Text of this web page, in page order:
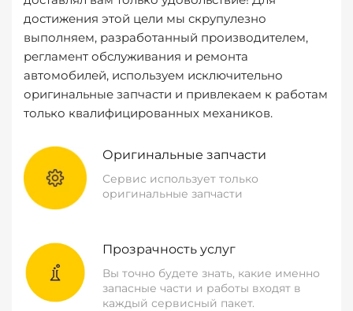
достижения этой цели мы скрупулезно
выполняем, разработанный производителем,
регламент обслуживания и ремонта
автомобилей, используем исключительно
оригинальные запчасти и привлекаем к работам
только квалифицированных механиков.
Оригинальные запчасти
Сервис использует только
оригинальные запчасти
Прозрачность услуг
Вы точно будете знать, какие именно
запасные части и работы входят в
каждый сервисный пакет.